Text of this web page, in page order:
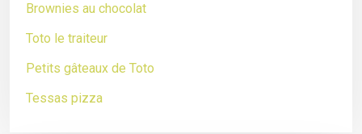
Brownies au chocolat
Toto le traiteur
Petits gâteaux de Toto
Tessas pizza